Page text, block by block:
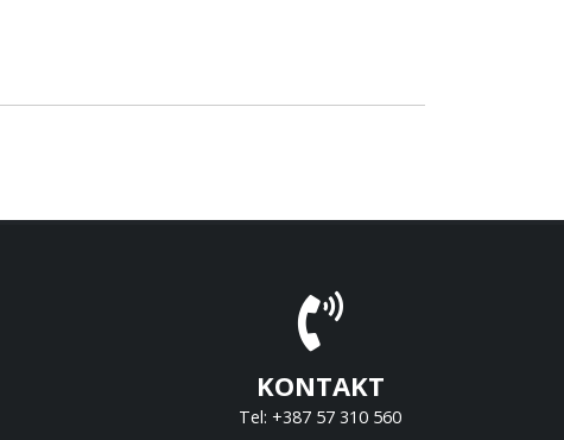
KONTAKT
Tel: +387 57 310 560